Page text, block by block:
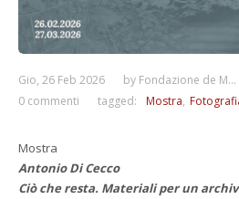
Gio, 26 Feb 2026 by Fondazione de M...
0 commenti
tagged: Mostra
Mostra
Antonio Di Cecco
Ciò che resta. Materiali per un